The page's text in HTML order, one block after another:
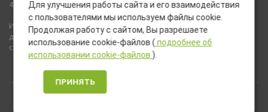
437 ГК РФ).
Используемые на сайте изображения товаров могут включать
дополнительное оборудование и компоненты, не входящие в
стандартную комплектацию товара.
Для улучшения работы сайта и его взаимодействия
с пользователями мы используем файлы cookie.
Продолжая работу с сайтом, Вы разрешаете
использование cookie-файлов ( подробнее об
использовании cookie-файлов ).
ПРИНЯТЬ